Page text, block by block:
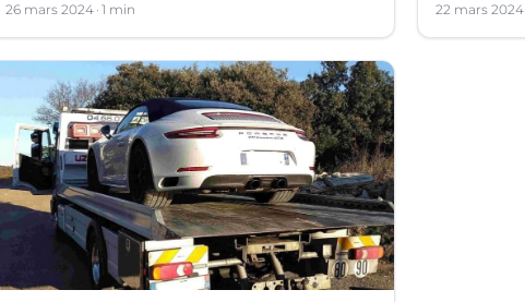
26 mars 2024 1 min 22 mars 2024